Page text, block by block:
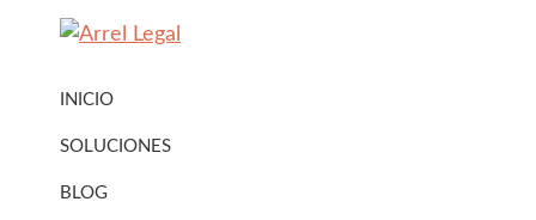
Legal
Legal
Urbanisme
INICIO
SOLUCIONES
BLOG